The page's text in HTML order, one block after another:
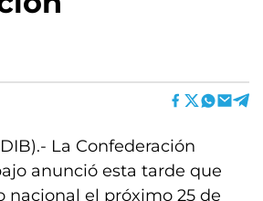
La Confederación
anunció esta tarde que
nacional el próximo 25 de